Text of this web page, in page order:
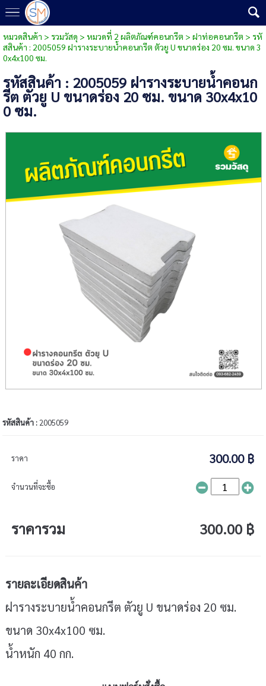
หมวดสินค้า > รวมวัสดุ > หมวดที่ 2 ผลิตภัณฑ์คอนกรีต > ฝาท่อคอนกรีต > รหั
สสินค้า : 2005059 ฝารางระบายน้ำคอนกรีต ตัวยู U ขนาดร่อง 20 ซม. ขนาด 3
0x4x100 ซม.
รหัสสินค้า : 2005059 ฝารางระบายน้ำคอนก
รีต ตัวยู U ขนาดร่อง 20 ซม. ขนาด 30x4x10
0 ซม.
รหัสสินค้า : 2005059
ราคา 300.00 ฿
จำนวนที่จะซื้อ
ราคารวม 300.00 ฿
รายละเอียดสินค้า
ฝารางระบายน้ำคอนกรีต ตัวยู U ขนาดร่อง 20 ซม.
ขนาด 30x4x100 ซม.
น้ำหนัก 40 กก.